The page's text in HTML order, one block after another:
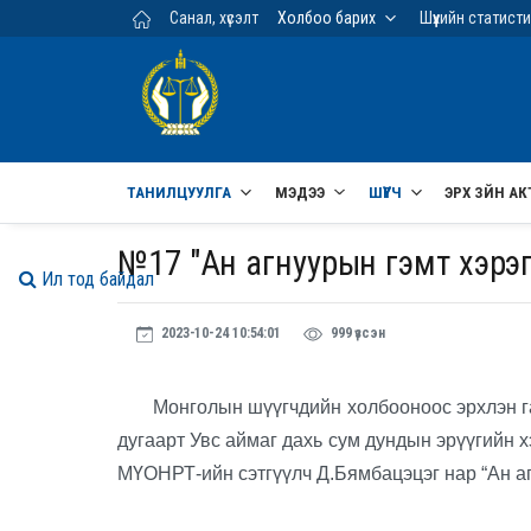
Үндсэн агуулга руу шилжих
Санал, хүсэлт Холбоо барих Шүүхийн
ТАНИЛЦУУЛГА МЭДЭЭ ШҮҮГЧ ЭРХ ЗҮЙН
№17 "Ан агнуурын гэмт
2023-10-24 10:54:01 999 үзсэн
Монголын шүүгчдийн холбооноос эрхлэн
дугаарт Увс аймаг дахь сум дундын
МҮОНРТ-ийн сэтгүүлч Д.Бямбацэцэг нар “Ан
Ил тод байдал